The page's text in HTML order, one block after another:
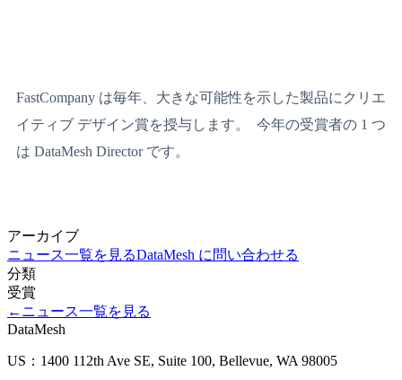
FastCompany は毎年、大きな可能性を示した製品にクリエ
イティブ デザイン賞を授与します。 今年の受賞者の 1 つ
は DataMesh Director です。
アーカイブ
ニュース一覧を見るDataMesh に問い合わせる
分類
受賞
← ニュース一覧を見る
DataMesh
US：1400 112th Ave SE, Suite 100, Bellevue, WA 98005